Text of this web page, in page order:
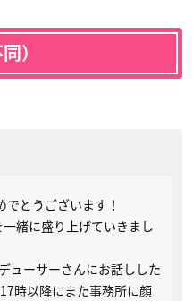
）
とうございます！
緒に盛り上げていきまし
ューサーさんにお話しした
時以降にまた事務所に顔